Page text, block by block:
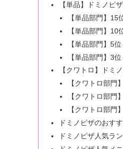
【単品】ドミノピ
【単品部門】15
【単品部門】10
【単品部門】5
【単品部門】3
【クワトロ】ドミ
【クワトロ部門
【クワトロ部門
【クワトロ部門
ドミノピザのおす
ドミノピザ人気ラ